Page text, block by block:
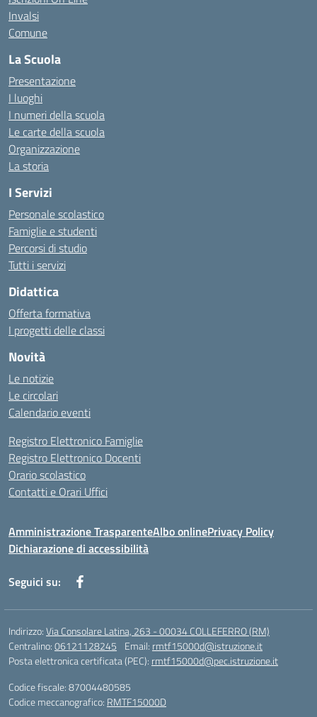
Invalsi
Comune
La Scuola
Presentazione
I luoghi
I numeri della scuola
Le carte della scuola
Organizzazione
La storia
I Servizi
Personale scolastico
Famiglie e studenti
Percorsi di studio
Tutti i servizi
Didattica
Offerta formativa
I progetti delle classi
Novità
Le notizie
Le circolari
Calendario eventi
Registro Elettronico Famiglie
Registro Elettronico Docenti
Orario scolastico
Contatti e Orari Uffici
Amministrazione TrasparenteAlbo onlinePrivacy Policy
Dichiarazione di accessibilità
Seguici su:
Indirizzo:Via Consolare Latina, 263 - 00034 COLLEFERRO (RM)
Centralino:06121128245 Email: rmtf15000d@istruzione.it
Posta elettronica certificata (PEC): rmtf15000d@pec.istruzione.it
Codice fiscale: 87004480585
Codice meccanografico: RMTF15000D